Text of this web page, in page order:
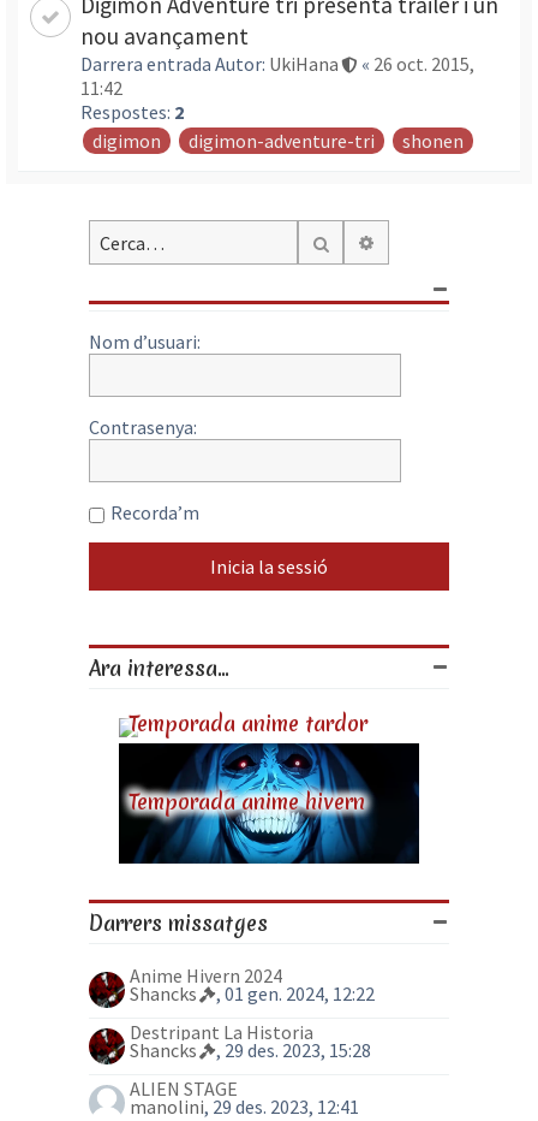
nou avançament
Darrera entrada Autor: UkiHana « 26 oct. 2015,
11:42
Respostes: 2
digimon
digimon-adventure-tri shonen
Cerca
Nom d’usuari:
Contrasenya:
Recorda’m
Ara interessa...
Temporada anime tardor
Temporada anime hivern
Darrers missatges
Anime Hivern 2024
Shancks
, 01 gen. 2024, 12:22
Destripant La Historia
Shancks
, 29 des. 2023, 15:28
ALIEN STAGE
manolini, 29 des. 2023, 12:41